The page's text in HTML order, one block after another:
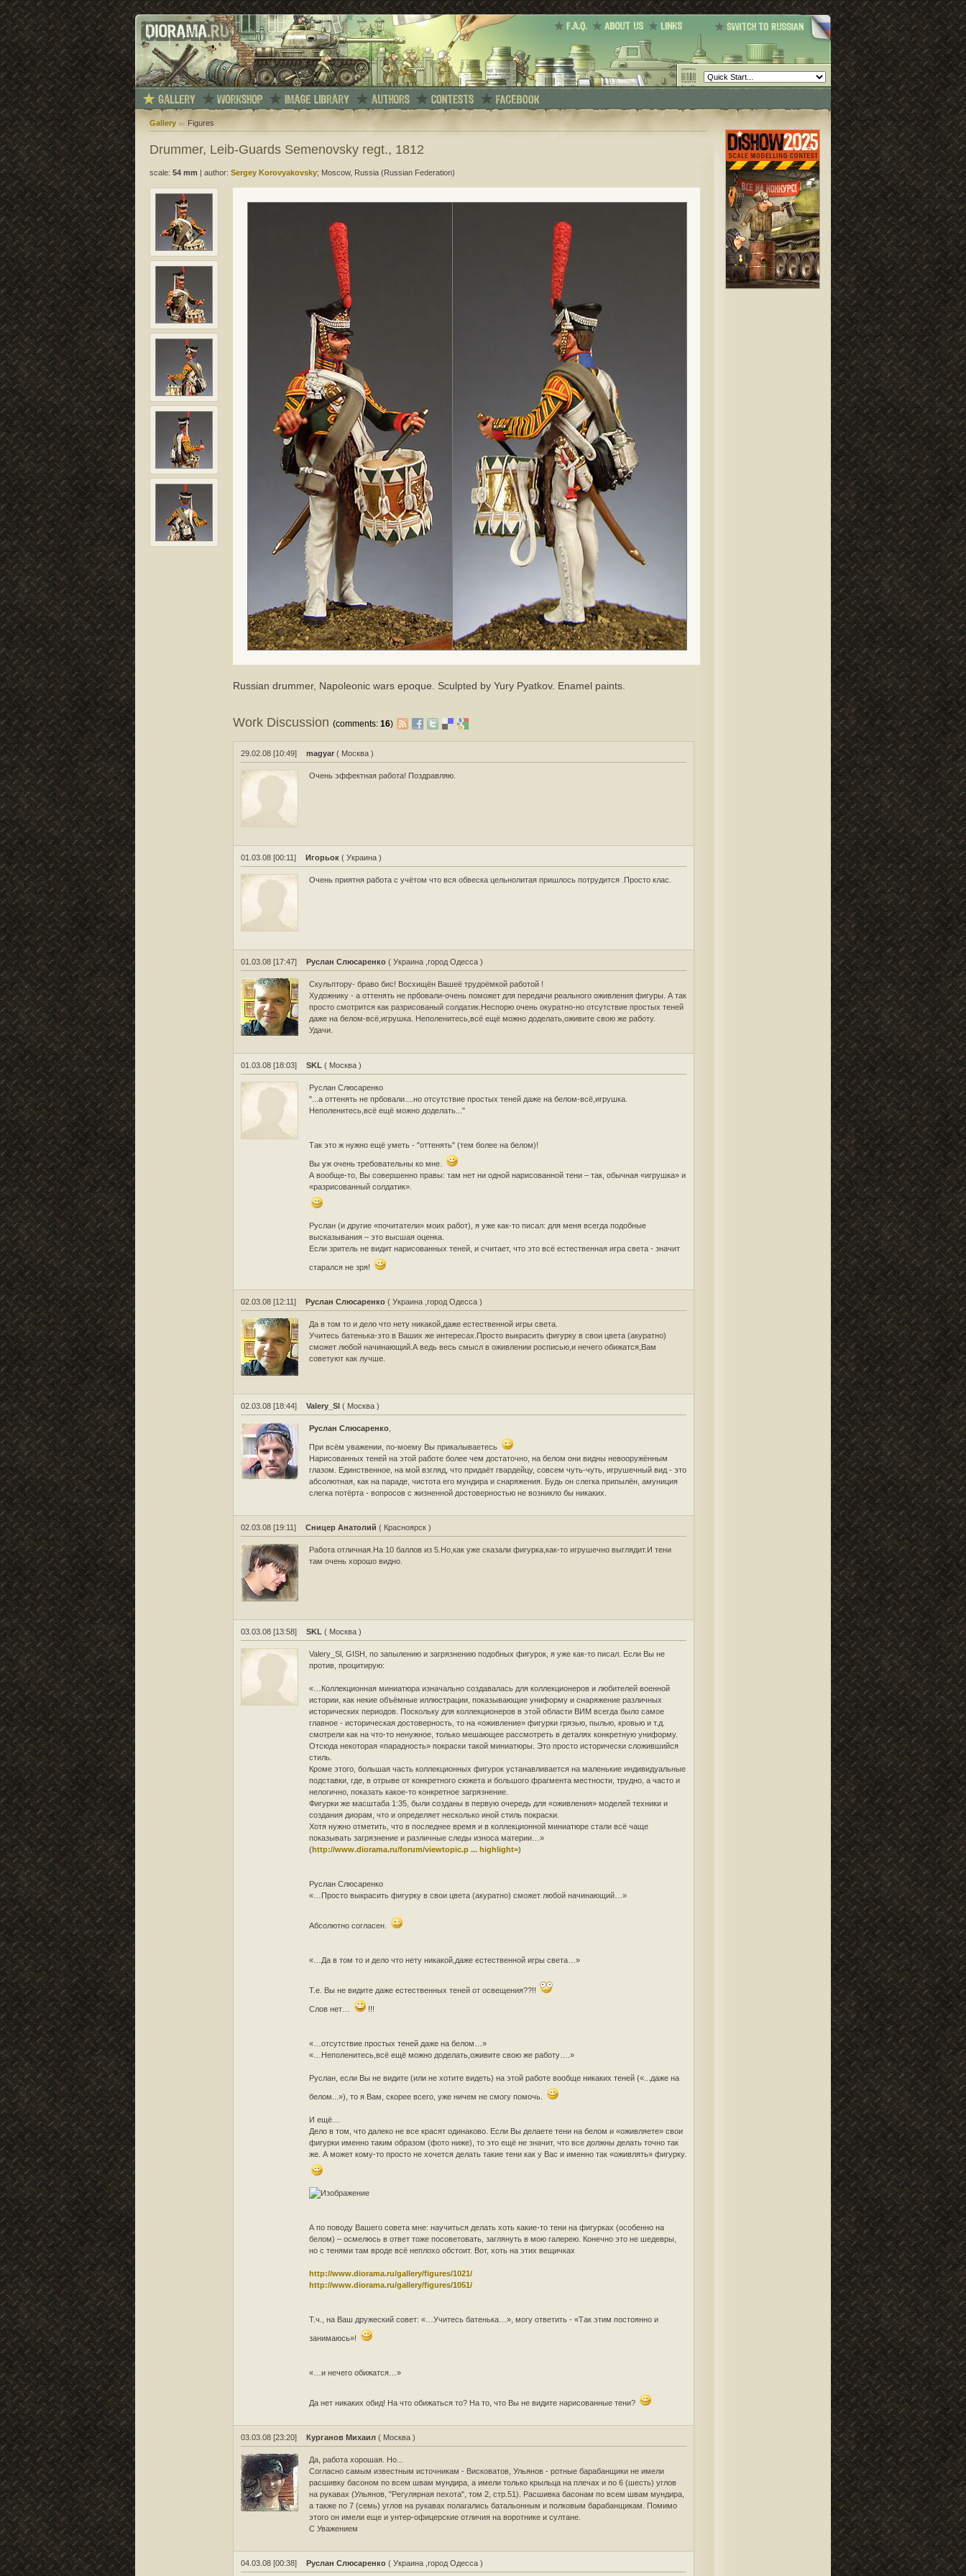
Gallery Figures
Drummer, Leib-Guards Semenovsky regt., 1812
scale: 54 mm author: Sergey Korovyakovsky; Moscow, Russia (Russian Federation)
Russian drummer, Napoleonic wars epoque. Sculpted by Yury Pyatkov. Enamel paints.
Work Discussion(comments:16)
29.02.08 [10:49] magyar ( Москва )
Очень эффектная работа! Поздравляю.
01.03.08 [00:11] Игорьок ( Украина )
Очень приятня работа с учётом что вся обвеска цельнолитая пришлось потрудится .Просто клас.
01.03.08 [17:47] Руслан Слюсаренко ( Украина ,город Одесса )
Скульптору- браво бис! Восхищён Вашеё трудоёмкой работой !
Художнику - а оттенять не прбовали-очень поможет для передачи реального оживления фигуры. А так
просто смотрится как разрисованый солдатик.Неспорю очень окуратно-но отсутствие простых теней
даже на белом-всё,игрушка. Неполенитесь,всё ещё можно доделать,оживите свою же работу.
Удачи.
01.03.08 [18:03] SKL ( Москва )
Руслан Слюсаренко
"...а оттенять не прбовали....но отсутствие простых теней даже на белом-всё,игрушка.
Неполенитесь,всё ещё можно доделать..."
Так это ж нужно ещё уметь - "оттенять" (тем более на белом)!
Вы уж очень требовательны ко мне.
А вообще-то, Вы совершенно правы: там нет ни одной нарисованной тени – так, обычная «игрушка» и
«разрисованный солдатик».
Руслан (и другие «почитатели» моих работ), я уже как-то писал: для меня всегда подобные
высказывания – это высшая оценка.
Если зритель не видит нарисованных теней, и считает, что это всё естественная игра света - значит
старался не зря!
02.03.08 [12:11] Руслан Слюсаренко ( Украина ,город Одесса )
Да в том то и дело что нету никакой,даже естественной игры света.
Учитесь батенька-это в Ваших же интересах.Просто выкрасить фигурку в свои цвета (акуратно)
сможет любой начинающий.А ведь весь смысл в оживлении росписью,и нечего обижатся,Вам
советуют как лучше.
02.03.08 [18:44] Valery_Sl ( Москва )
Руслан Слюсаренко
При всём уважении, по-моему Вы прикалываетесь
Нарисованных теней на этой работе более чем достаточно, на белом они видны невооружённым
глазом. Единственное, на мой взгляд, что придаёт гвардейцу, совсем чуть-чуть, игрушечный вид - это
абсолютная, как на параде, чистота его мундира и снаряжения. Будь он слегка припылён, амуниция
слегка потёрта - вопросов с жизненной достоверностью не возникло бы никаких.
02.03.08 [19:11] Сницер Анатолий ( Красноярск )
Работа отличная.На 10 баллов из 5.Но,как уже сказали фигурка,как-то игрушечно выглядит.И тени
там очень хорошо видно.
03.03.08 [13:58] SKL ( Москва )
Valery_Sl, GISH, по запылению и загрязнению подобных фигурок, я уже как-то писал. Если Вы не
против, процитирую:
«…Коллекционная миниатюра изначально создавалась для коллекционеров и любителей военной
истории, как некие объёмные иллюстрации, показывающие униформу и снаряжение различных
исторических периодов. Поскольку для коллекционеров в этой области ВИМ всегда было самое
главное - историческая достоверность, то на «оживление» фигурки грязью, пылью, кровью и т.д.
смотрели как на что-то ненужное, только мешающее рассмотреть в деталях конкретную униформу.
Отсюда некоторая «парадность» покраски такой миниатюры. Это просто исторически сложившийся
стиль.
Кроме этого, большая часть коллекционных фигурок устанавливается на маленькие индивидуальные
подставки, где, в отрыве от конкретного сюжета и большого фрагмента местности, трудно, а часто и
нелогично, показать какое-то конкретное загрязнение.
Фигурки же масштаба 1:35, были созданы в первую очередь для «оживления» моделей техники и
создания диорам, что и определяет несколько иной стиль покраски.
Хотя нужно отметить, что в последнее время и в коллекционной миниатюре стали всё чаще
показывать загрязнение и различные следы износа материи…»
(http://www.diorama.ru/forum/viewtopic.p ... highlight=)
Руслан Слюсаренко
«…Просто выкрасить фигурку в свои цвета (акуратно) сможет любой начинающий…»
Абсолютно согласен.
«…Да в том то и дело что нету никакой,даже естественной игры света…»
Т.е. Вы не видите даже естественных теней от освещения??!!
Слов нет… !!!
«…отсутствие простых теней даже на белом…»
«…Неполенитесь,всё ещё можно доделать,оживите свою же работу….»
Руслан, если Вы не видите (или не хотите видеть) на этой работе вообще никаких теней («...даже на
белом...»), то я Вам, скорее всего, уже ничем не смогу помочь.
И ещё…
Дело в том, что далеко не все красят одинаково. Если Вы делаете тени на белом и «оживляете» свои
фигурки именно таким образом (фото ниже), то это ещё не значит, что все должны делать точно так
же. А может кому-то просто не хочется делать такие тени как у Вас и именно так «оживлять» фигурку.
А по поводу Вашего совета мне: научиться делать хоть какие-то тени на фигурках (особенно на
белом) – осмелюсь в ответ тоже посоветовать, заглянуть в мою галерею. Конечно это не шедевры,
но с тенями там вроде всё неплохо обстоит. Вот, хоть на этих вещичках
http://www.diorama.ru/gallery/figures/1021/
http://www.diorama.ru/gallery/figures/1051/
Т.ч., на Ваш дружеский совет: «…Учитесь батенька…», могу ответить - «Так этим постоянно и
занимаюсь»!
«…и нечего обижатся…»
Да нет никаких обид! На что обижаться то? На то, что Вы не видите нарисованные тени?
03.03.08 [23:20] Курганов Михаил ( Москва )
Да, работа хорошая. Но...
Согласно самым известным источникам - Висковатов, Ульянов - ротные барабанщики не имели
расшивку басоном по всем швам мундира, а имели только крыльца на плечах и по 6 (шесть) углов
на рукавах (Ульянов, "Регулярная пехота", том 2, стр.51). Расшивка басонам по всем швам мундира,
а также по 7 (семь) углов на рукавах полагались батальонным и полковым барабанщикам. Помимо
этого он имели еще и унтер-офицерские отличия на воротнике и султане.
С Уважением
04.03.08 [00:38] Руслан Слюсаренко ( Украина ,город Одесса )